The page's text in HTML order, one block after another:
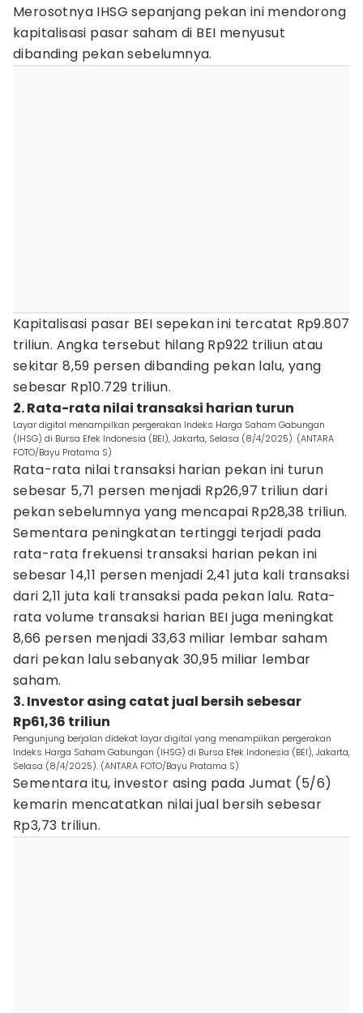
Merosotnya IHSG sepanjang pekan ini mendorong
kapitalisasi pasar saham di BEI menyusut
dibanding pekan sebelumnya.
Kapitalisasi pasar BEI sepekan ini tercatat Rp9.807
triliun. Angka tersebut hilang Rp922 triliun atau
sekitar 8,59 persen dibanding pekan lalu, yang
sebesar Rp10.729 triliun.
2. Rata-rata nilai transaksi harian turun
Layar digital menampilkan pergerakan Indeks Harga Saham Gabungan
(IHSG) di Bursa Efek Indonesia (BEI), Jakarta, Selasa (8/4/2025). (ANTARA
FOTO/Bayu Pratama S)
Rata-rata nilai transaksi harian pekan ini turun
sebesar 5,71 persen menjadi Rp26,97 triliun dari
pekan sebelumnya yang mencapai Rp28,38 triliun.
Sementara peningkatan tertinggi terjadi pada
rata-rata frekuensi transaksi harian pekan ini
sebesar 14,11 persen menjadi 2,41 juta kali transaksi
dari 2,11 juta kali transaksi pada pekan lalu. Rata-
rata volume transaksi harian BEI juga meningkat
8,66 persen menjadi 33,63 miliar lembar saham
dari pekan lalu sebanyak 30,95 miliar lembar
saham.
3. Investor asing catat jual bersih sebesar
Rp61,36 triliun
Pengunjung berjalan didekat layar digital yang menampilkan pergerakan
Indeks Harga Saham Gabungan (IHSG) di Bursa Efek Indonesia (BEI), Jakarta,
Selasa (8/4/2025). (ANTARA FOTO/Bayu Pratama S)
Sementara itu, investor asing pada Jumat (5/6)
kemarin mencatatkan nilai jual bersih sebesar
Rp3,73 triliun.